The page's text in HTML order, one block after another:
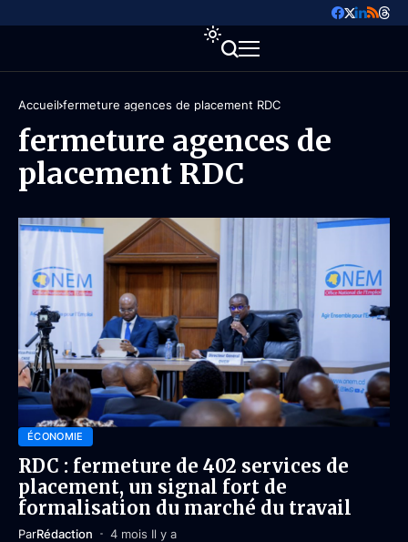
Accueil fermeture agences de placement RDC
fermeture agences de
placement RDC
ÉCONOMIE
RDC : fermeture de 402 services de
placement, un signal fort de
formalisation du marché du travail
ParRédaction 4 mois Il y a